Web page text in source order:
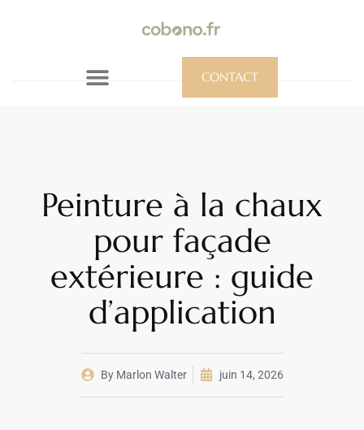
CONTACT
Peinture à la chaux
pour façade
extérieure : guide
d’application
ByMarlon Walter juin 14, 2026